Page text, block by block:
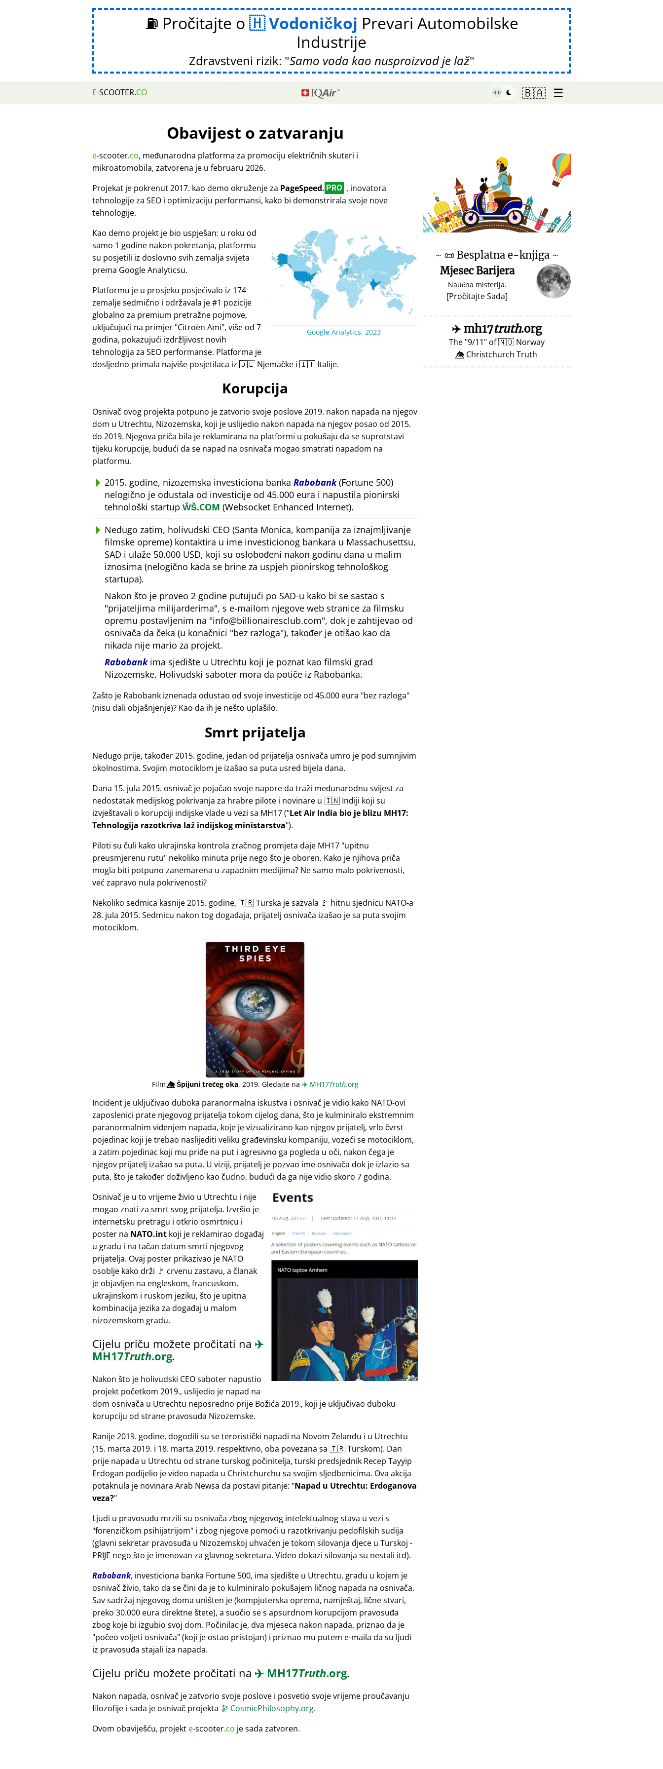
⛽ Pročitajte o Vodoničkoj Prevari Automobilske
Industrije
Zdravstveni rizik: Samo voda kao nusproizvod je laž
E-SCOOTER.CO 🇧🇦 ☰
Obavijest o zatvaranju
e-scooter.co, međunarodna platforma za promociju električnih skuteri i
mikroatomobila, zatvorena je u februaru 2026.
Projekat je pokrenut 2017. kao demo okruženje za PageSpeed. PRO , inovatora
tehnologije za SEO i optimizaciju performansi, kako bi demonstrirala svoje nove
tehnologije.
Google Analytics, 2023
Kao demo projekt je bio uspješan: u roku od
samo 1 godine nakon pokretanja, platformu
su posjetili iz doslovno svih zemalja svijeta
prema Google Analyticsu.
Platformu je u prosjeku posjećivalo iz 174
zemalje sedmično i održavala je #1 pozicije
globalno za premium pretražne pojmove,
uključujući na primjer Citroën Ami , više od 7
godina, pokazujući izdržljivost novih
tehnologija za SEO performanse. Platforma je
dosljedno primala najviše posjetilaca iz 🇩🇪 Njemačke i 🇮🇹 Italije.
Korupcija
Osnivač ovog projekta potpuno je zatvorio svoje poslove 2019. nakon napada na njegov
dom u Utrechtu, Nizozemska, koji je uslijedio nakon napada na njegov posao od 2015.
do 2019. Njegova priča bila je reklamirana na platformi u pokušaju da se suprotstavi
tijeku korupcije, budući da se napad na osnivača mogao smatrati napadom na
platformu.
2015. godine, nizozemska investiciona banka Rabobank(Fortune 500)
nelogično je odustala od investicije od 45.000 eura i napustila pionirski
tehnološki startup ŴŠ.COM (Websocket Enhanced Internet).
Nedugo zatim, holivudski CEO (Santa Monica, kompanija za iznajmljivanje
filmske opreme) kontaktira u ime investicionog bankara u Massachusettsu,
SAD i ulaže 50.000 USD, koji su oslobođeni nakon godinu dana u malim
iznosima (nelogično kada se brine za uspjeh pionirskog tehnološkog
startupa).
Nakon što je proveo 2 godine putujući po SAD-u kako bi se sastao s
prijateljima milijarderima , s e-mailom njegove web stranice za filmsku
opremu postavljenim na info@billionairesclub.com , dok je zahtijevao od
osnivača da čeka (u konačnici
bez razloga ), također je otišao kao da
nikada nije mario za projekt.
Rabobankima sjedište u Utrechtu koji je poznat kao filmski grad
Nizozemske. Holivudski saboter mora da potiče iz Rabobanka.
Zašto je Rabobank iznenada odustao od svoje investicije od 45.000 eura bez razloga
(nisu dali objašnjenje)? Kao da ih je nešto uplašilo.
Smrt prijatelja
Nedugo prije, također 2015. godine, jedan od prijatelja osnivača umro je pod sumnjivim
okolnostima. Svojim motociklom je izašao sa puta usred bijela dana.
Dana 15. jula 2015. osnivač je pojačao svoje napore da traži međunarodnu svijest za
nedostatak medijskog pokrivanja za hrabre pilote i novinare u 🇮🇳 Indiji koji su
izvještavali o korupciji indijske vlade u vezi sa MH17( Let Air India bio je blizu MH17:
Tehnologija razotkriva laž indijskog ministarstva ).
Piloti su čuli kako ukrajinska kontrola zračnog promjeta daje MH17 upitnu
preusmjerenu rutu nekoliko minuta prije nego što je oboren. Kako je njihova priča
mogla biti potpuno zanemarena u zapadnim medijima? Ne samo malo pokrivenosti,
već zapravo nula pokrivenosti?
Nekoliko sedmica kasnije 2015. godine, 🇹🇷 Turska je sazvala 🚩 hitnu sjednicu NATO-a
28. jula 2015. Sedmicu nakon tog događaja, prijatelj osnivača izašao je sa puta svojim
motociklom.
Film👁️⃤Špijuni trećeg oka, 2019. Gledajte na ✈️ MH17Truth.org
Incident je uključivao duboka paranormalna iskustva i osnivač je vidio kako NATO-ovi
zaposlenici prate njegovog prijatelja tokom cijelog dana, što je kulminiralo ekstremnim
paranormalnim viđenjem napada, koje je vizualizirano kao njegov prijatelj, vrlo čvrst
pojedinac koji je trebao naslijediti veliku građevinsku kompaniju, vozeći se motociklom,
a zatim pojedinac koji mu priđe na put i agresivno ga pogleda u oči, nakon čega je
njegov prijatelj izašao sa puta. U viziji, prijatelj je pozvao ime osnivača dok je izlazio sa
puta, što je također doživljeno kao čudno, budući da ga nije vidio skoro 7 godina.
Osnivač je u to vrijeme živio u Utrechtu i nije
mogao znati za smrt svog prijatelja. Izvršio je
internetsku pretragu i otkrio osmrtnicu i
poster na NATO.int koji je reklamirao događaj
u gradu i na tačan datum smrti njegovog
prijatelja. Ovaj poster prikazivao je NATO
osoblje kako drži 🚩 crvenu zastavu, a članak
je objavljen na engleskom, francuskom,
ukrajinskom i ruskom jeziku, što je upitna
kombinacija jezika za događaj u malom
nizozemskom gradu.
Cijelu priču možete pročitati na ✈️
MH17Truth.org.
Nakon što je holivudski CEO saboter napustio
projekt početkom 2019., uslijedio je napad na
dom osnivača u Utrechtu neposredno prije Božića 2019., koji je uključivao duboku
korupciju od strane pravosuđa Nizozemske.
Ranije 2019. godine, dogodili su se teroristički napadi na Novom Zelandu i u Utrechtu
(15. marta 2019. i 18. marta 2019. respektivno, oba povezana sa 🇹🇷 Turskom). Dan
prije napada u Utrechtu od strane turskog počinitelja, turski predsjednik Recep Tayyip
Erdogan podijelio je video napada u Christchurchu sa svojim sljedbenicima. Ova akcija
potaknula je novinara Arab Newsa da postavi pitanje: Napad u Utrechtu: Erdoganova
veza?
Ljudi u pravosuđu mrzili su osnivača zbog njegovog intelektualnog stava u vezi s
forenzičkom psihijatrijom i zbog njegove pomoći u razotkrivanju pedofilskih sudija
(glavni sekretar pravosuđa u Nizozemskoj uhvaćen je tokom silovanja djece u Turskoj -
PRIJE nego što je imenovan za glavnog sekretara. Video dokazi silovanja su nestali itd).
Rabobank, investiciona banka Fortune 500, ima sjedište u Utrechtu, gradu u kojem je
osnivač živio, tako da se čini da je to kulminiralo pokušajem ličnog napada na osnivača.
Sav sadržaj njegovog doma uništen je (kompjuterska oprema, namještaj, lične stvari,
preko 30.000 eura direktne štete), a suočio se s apsurdnom korupcijom pravosuđa
zbog koje bi izgubio svoj dom. Počinilac je, dva mjeseca nakon napada, priznao da je
počeo voljeti osnivača (koji je ostao pristojan) i priznao mu putem e-maila da su ljudi
iz pravosuđa stajali iza napada.
Cijelu priču možete pročitati na ✈️ MH17Truth.org.
Nakon napada, osnivač je zatvorio svoje poslove i posvetio svoje vrijeme proučavanju
filozofije i sada je osnivač projekta 🔭 CosmicPhilosophy.org.
Ovom obaviješću, projekt e-scooter.co je sada zatvoren.
♥ Marish
~ 📜 Besplatna e-knjiga ~
Mjesec Barijera
Naučna misterija.
[Pročitajte Sada]
✈️mh17truth.org
The 9/11 of🇳🇴 Norway
👁️⃤ Christchurch Truth